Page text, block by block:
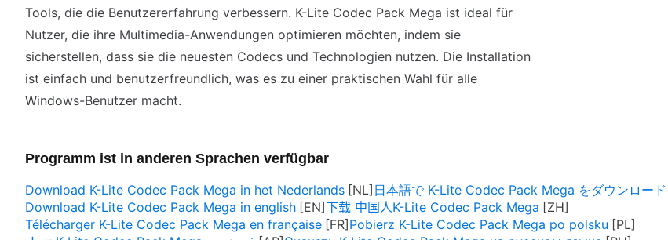
Tools, die die Benutzererfahrung verbessern. K-Lite Codec Pack Mega ist ideal für
Nutzer, die ihre Multimedia-Anwendungen optimieren möchten, indem sie
sicherstellen, dass sie die neuesten Codecs und Technologien nutzen. Die Installation
ist einfach und benutzerfreundlich, was es zu einer praktischen Wahl für alle
Windows-Benutzer macht.
Programm ist in anderen Sprachen verfügbar
Download K-Lite Codec Pack Mega in het Nederlands
日本語で K-Lite Codec Pack Mega をダウンロード
Download K-Lite Codec Pack Mega in english
下载 中国人K-Lite Codec Pack Mega
Télécharger K-Lite Codec Pack Mega en française
Pobierz K-Lite Codec Pack Mega po polsku